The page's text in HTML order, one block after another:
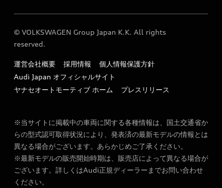
Five Senses
© VOLKSWAGEN Group Japan K.K. All rights
reserved.
運営会社概要 採用情報
個人情報保護方針
Audi Japan オフィシャルサイト
ヤナセオートモーティブ ホーム
プレスリリース
※当サイトに掲載中の車両に関する各種情報は、国土交通省か
らの型式認可取得状況により、発表済の最新モデルの情報とは
異なる場合がございます。あらかじめご了承ください。
※最新モデルの販売開始時期は、販売店によって異なる場合が
ございます。詳しくはAudi正規ディーラーまでお問い合わせ
ください。